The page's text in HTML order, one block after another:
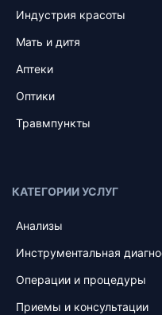
Индустрия красоты
Мать и дитя
Аптеки
Оптики
Травмпункты
КАТЕГОРИИ УСЛУГ
Анализы
Инструментальная
Операции и процедуры
Приемы и консультации